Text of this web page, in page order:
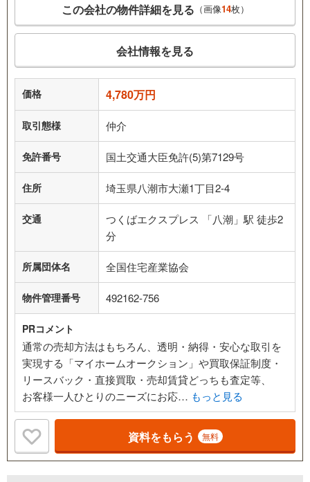
この会社の物件詳細を見る （画像14枚）
会社情報を見る
価格 4,780万円
取引態様 仲介
免許番号 国土交通大臣免許(5)第7129号
住所 埼玉県八潮市大瀬1丁目2-4
交通
つくばエクスプレス 「八潮」駅 徒歩2
分
所属団体名 全国住宅産業協会
物件管理番号 492162-756
PRコメント
通常の売却方法はもちろん、透明・納得・安心な取引を
実現する「マイホームオークション」や買取保証制度・
リースバック・直接買取・売却賃貸どっちも査定等、
お客様一人ひとりのニーズにお応… もっと見る
資料をもらう 無料